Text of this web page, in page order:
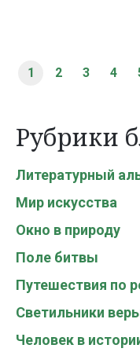
1 2 3 4
Рубрики
Литературный
Мир искусства
Окно в природу
Поле битвы
Путешествия по
Светильники
Человек в